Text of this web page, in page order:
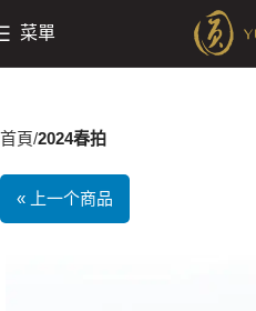
菜單
首頁 2024春拍
« 上一个商品